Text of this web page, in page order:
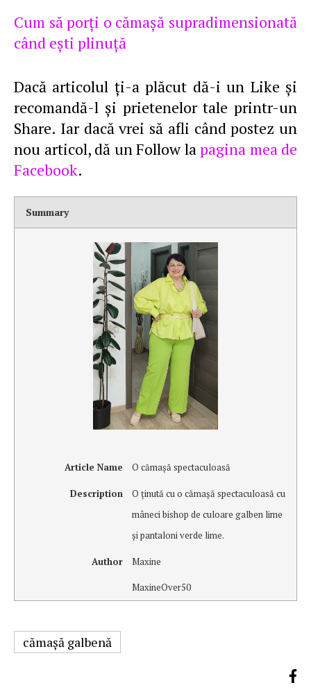
Cum să porţi o cămaşă supradimensionată
când eşti plinuţă
Dacă articolul ţi-a plăcut dă-i un Like şi
recomandă-l şi prietenelor tale printr-un
Share. Iar dacă vrei să afli când postez un
nou articol, dă un Follow lapagina mea de
Facebook.
Summary
Article Name O cămaşă spectaculoasă
Description
O ţinută cu o cămaşă spectaculoasă cu
mâneci bishop de culoare galben lime
şi pantaloni verde lime.
Author Maxine
MaxineOver50
cămaşă galbenă